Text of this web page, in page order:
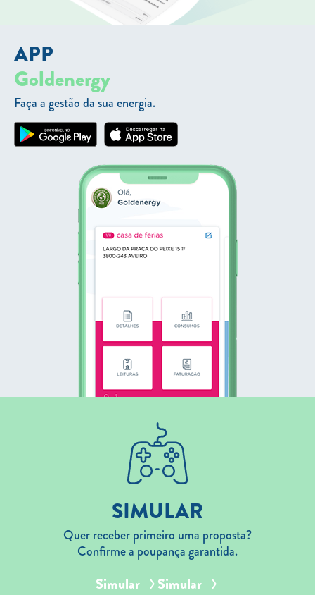
APP
Goldenergy
Faça a gestão da sua energia.
SIMULAR
Quer receber primeiro uma proposta?
Confirme a poupança garantida.
Simular Simular